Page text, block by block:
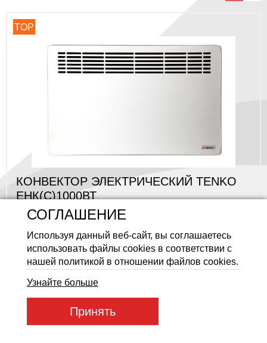
Тепловентиляторы
Готовые решения
TOP
КОНВЕКТОР ЭЛЕКТРИЧЕСКИЙ TENKO
ЕНК(С)1000ВТ
Код товара: enkc_white1000
2 260 ГРН
TOP
СОГЛАШЕНИЕ
Используя данный веб-сайт, вы соглашаетесь
использовать файлы cookies в соответствии с
нашей политикой в отношении файлов cookies.
Узнайте больше
Принять